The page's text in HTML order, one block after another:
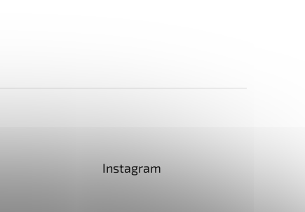
Instagram